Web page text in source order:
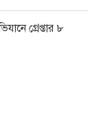
গ্রেপ্তার ৮